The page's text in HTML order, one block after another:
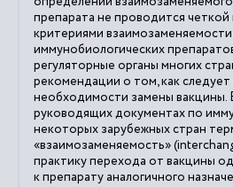
препарата не проводится
критериями
иммунобиологических
регуляторные органы многих
рекомендации о том, как следует
необходимости замены вакцины.
руководящих документах по
некоторых зарубежных стран
«взаимозаменяемость»
практику перехода от вакцины
к препарату аналогичного